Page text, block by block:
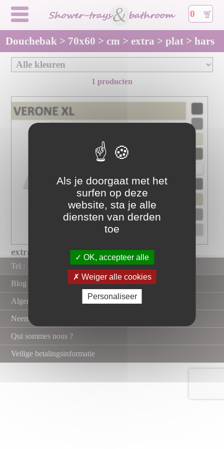
0
Douchebak > 70x60 > cm > extra > plat > hars
1 producten
extra platte douchebak groot...
Tel :
Blog
Algemene verkoopvoorwaarden
Neem contact met ons op
Qui sommes nous ?
Veilige betalingsinformatie
Als je doorgaat met het
surfen op deze
website, sta je alle
diensten van derden
toe
OK, accepteer alle
Weiger alle cookies
Personaliseer